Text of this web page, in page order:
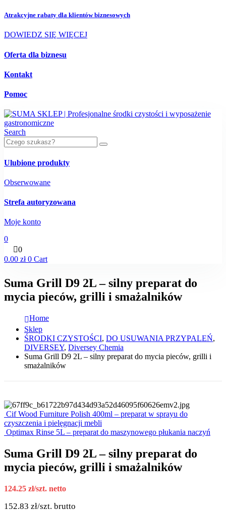
Atrakcyjne rabaty dla klientów biznesowych
DOWIEDZ SIĘ WIĘCEJ
Oferta dla biznesu
Kontakt
Pomoc
Search
Ulubione produkty
Obserwowane
Strefa autoryzowana
Moje konto
0
0
0.00 zł 0 Cart
Suma Grill D9 2L – silny preparat do
mycia pieców, grilli i smażalników
Home
Sklep
ŚRODKI CZYSTOŚCI, DO USUWANIA PRZYPALEŃ,
DIVERSEY, Diversey Chemia
Suma Grill D9 2L – silny preparat do mycia pieców, grilli i
smażalników
Cif Wood Furniture Polish 400ml – preparat w sprayu do
czyszczenia i pielęgnacji mebli
Optimax Rinse 5L – preparat do maszynowego płukania naczyń
Suma Grill D9 2L – silny preparat do
mycia pieców, grilli i smażalników
124.25 zł/szt. netto
152.83 zł/szt. brutto